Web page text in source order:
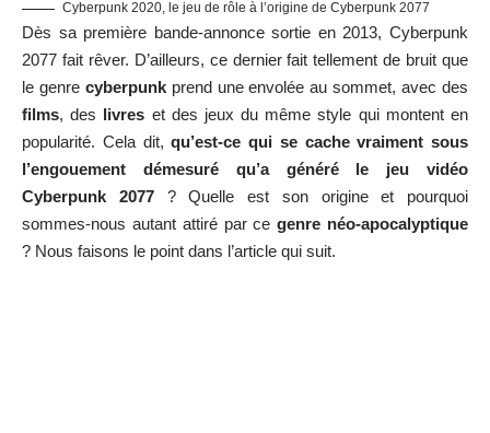
Cyberpunk 2020, le jeu de rôle à l’origine de Cyberpunk 2077
Dès sa première bande-annonce sortie en 2013, Cyberpunk
2077 fait rêver. D’ailleurs, ce dernier fait tellement de bruit que
le genre cyberpunkprend une envolée au sommet, avec des
films, des livres et des jeux du même style qui montent en
popularité. Cela dit,qu’est-ce qui se cache vraiment sous
l’engouement démesuré qu’a généré le jeu vidéo
Cyberpunk 2077 ? Quelle est son origine et pourquoi
sommes-nous autant attiré par cegenre néo-apocalyptique
? Nous faisons le point dans l’article qui suit.